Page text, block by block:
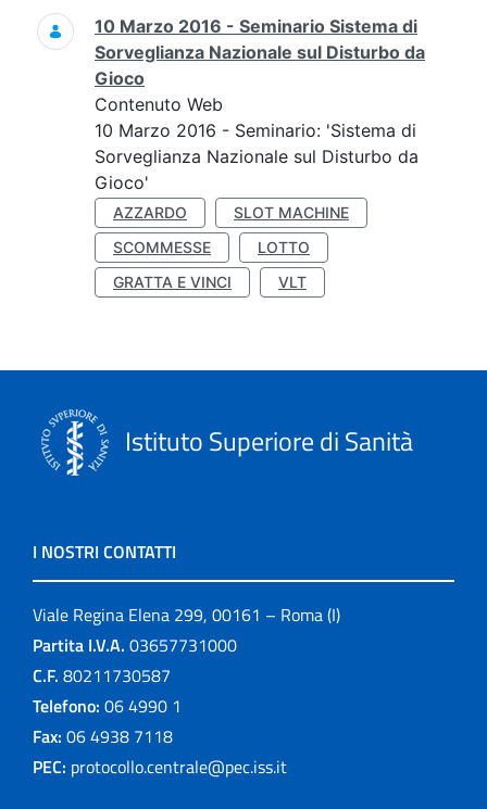
Ricerca
10 Marzo 2016 - Seminario Sistema di
Sorveglianza Nazionale sul Disturbo da
Gioco
Contenuto Web
10 Marzo 2016 - Seminario: 'Sistema di
Sorveglianza Nazionale sul Disturbo da
Gioco'
AZZARDO
SLOT MACHINE
SCOMMESSE
LOTTO
GRATTA E VINCI
VLT
Istituto Superiore di Sanità
I NOSTRI CONTATTI
Viale Regina Elena 299, 00161 – Roma (I)
Partita I.V.A. 03657731000
C.F. 80211730587
Telefono: 06 4990 1
Fax: 06 4938 7118
PEC: protocollo.centrale@pec.iss.it